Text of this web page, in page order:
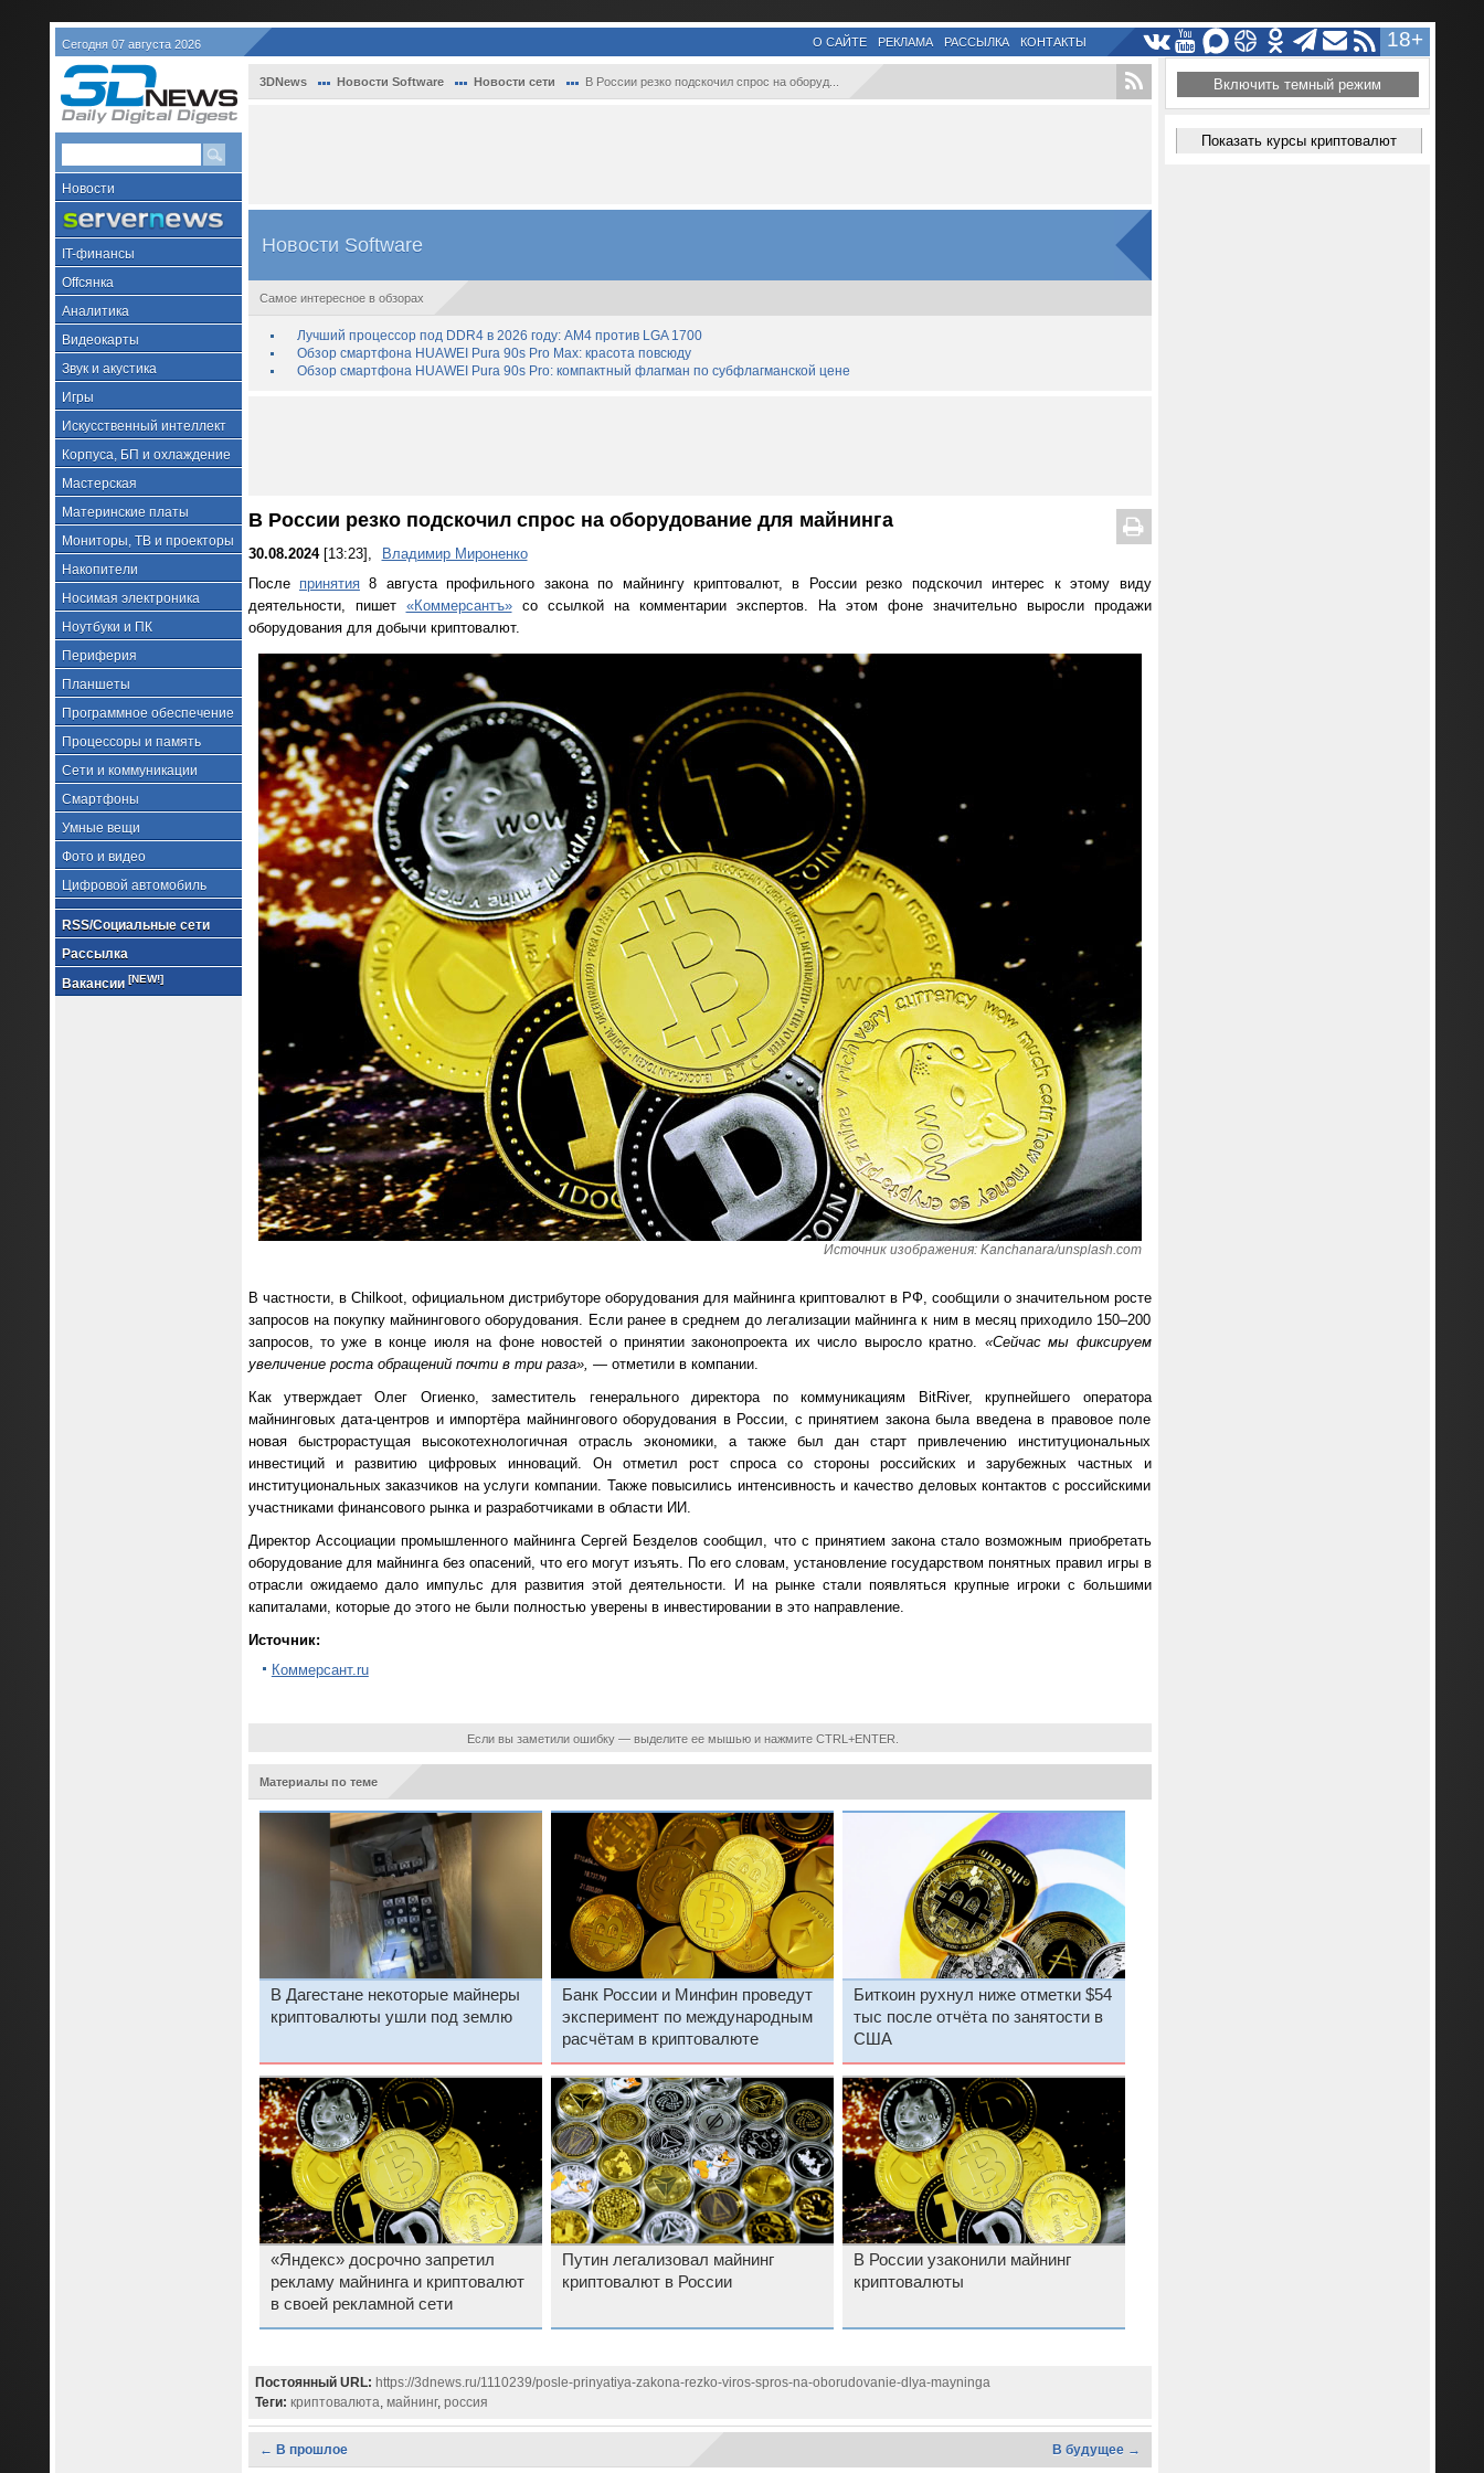
Сегодня 07 августа 2026 18+
О САЙТЕ РЕКЛАМА РАССЫЛКА КОНТАКТЫ
Новости
IT-финансы
Offсянка
Аналитика
Видеокарты
Звук и акустика
Игры
Искусственный интеллект
Корпуса, БП и охлаждение
Мастерская
Материнские платы
Мониторы, ТВ и проекторы
Накопители
Носимая электроника
Ноутбуки и ПК
Периферия
Планшеты
Программное обеспечение
Процессоры и память
Сети и коммуникации
Смартфоны
Умные вещи
Фото и видео
Цифровой автомобиль
RSS/Социальные сети
Рассылка
Вакансии [NEW!]
3DNews Новости Software Новости сети В России резко подскочил спрос на оборуд...
Новости Software
Самое интересное в обзорах
Лучший процессор под DDR4 в 2026 году: AM4 против LGA 1700
Обзор смартфона HUAWEI Pura 90s Pro Max: красота повсюду
Обзор смартфона HUAWEI Pura 90s Pro: компактный флагман по субфлагманской цене
В России резко подскочил спрос на оборудование для майнинга
30.08.2024[13:23],
Владимир Мироненко
После принятия8 августа профильного закона по майнингу криптовалют, в России резко подскочил интерес к этому виду
деятельности, пишет «Коммерсантъ»со ссылкой на комментарии экспертов. На этом фоне значительно выросли продажи
оборудования для добычи криптовалют.
Источник изображения: Kanchanara/unsplash.com
В частности, в Chilkoot, официальном дистрибуторе оборудования для майнинга криптовалют в РФ, сообщили о значительном росте
запросов на покупку майнингового оборудования. Если ранее в среднем до легализации майнинга к ним в месяц приходило 150–200
запросов, то уже в конце июля на фоне новостей о принятии законопроекта их число выросло кратно. «Сейчас мы фиксируем
увеличение роста обращений почти в три раза», —отметили в компании.
Как утверждает Олег Огиенко, заместитель генерального директора по коммуникациям BitRiver, крупнейшего оператора
майнинговых дата-центров и импортёра майнингового оборудования в России, с принятием закона была введена в правовое поле
новая быстрорастущая высокотехнологичная отрасль экономики, а также был дан старт привлечению институциональных
инвестиций и развитию цифровых инноваций. Он отметил рост спроса со стороны российских и зарубежных частных и
институциональных заказчиков на услуги компании. Также повысились интенсивность и качество деловых контактов с российскими
участниками финансового рынка и разработчиками в области ИИ.
Директор Ассоциации промышленного майнинга Сергей Безделов сообщил, что с принятием закона стало возможным приобретать
оборудование для майнинга без опасений, что его могут изъять. По его словам, установление государством понятных правил игры в
отрасли ожидаемо дало импульс для развития этой деятельности. И на рынке стали появляться крупные игроки с большими
капиталами, которые до этого не были полностью уверены в инвестировании в это направление.
Источник:
Коммерсант.ru
Если вы заметили ошибку — выделите ее мышью и нажмите CTRL+ENTER.
Материалы по теме
В Дагестане некоторые майнеры
криптовалюты ушли под землю
Банк России и Минфин проведут
эксперимент по международным
расчётам в криптовалюте
Биткоин рухнул ниже отметки $54
тыс после отчёта по занятости в
США
«Яндекс» досрочно запретил
рекламу майнинга и криптовалют
в своей рекламной сети
Путин легализовал майнинг
криптовалют в России
В России узаконили майнинг
криптовалюты
Постоянный URL: https://3dnews.ru/1110239/posle-prinyatiya-zakona-rezko-viros-spros-na-oborudovanie-dlya-mayninga
Теги: криптовалюта, майнинг, россия
← В прошлое В будущее →
Включить темный режим
Показать курсы криптовалют